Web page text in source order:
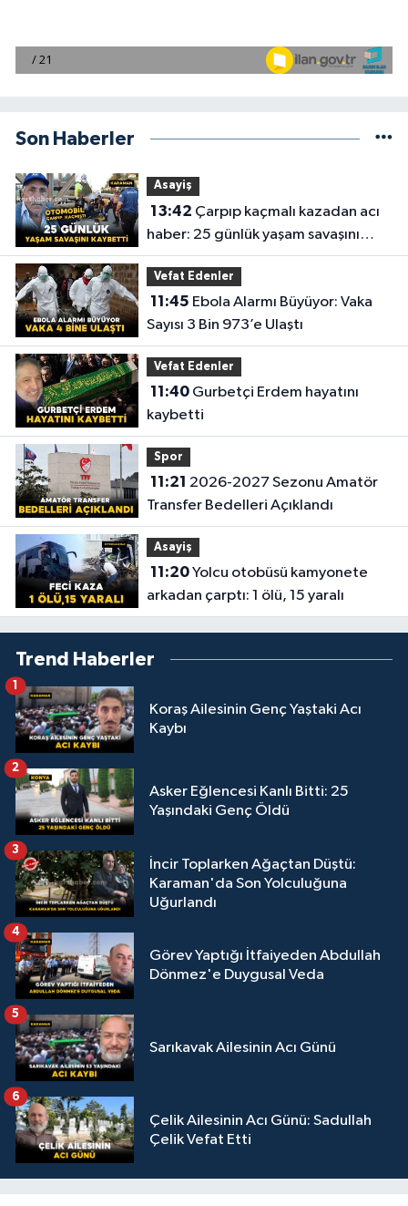
Son Haberler
Asayiş
13:42
haber: 25 günlük yaşam savaşını
kaybetti
Vefat Edenler
11:45
Sayısı 3 Bin 973’e Ulaştı
Vefat Edenler
11:40Gurbetçi Erdem hayatını
kaybetti
Spor
11:21
Transfer Bedelleri Açıklandı
Asayiş
11:20Yolcu otobüsü kamyonete
arkadan çarptı: 1 ölü, 15 yaralı
Trend Haberler
Koraş Ailesinin Genç Yaştaki Acı
Kaybı
1
Asker Eğlencesi Kanlı Bitti: 25
Yaşındaki Genç Öldü
2
İncir Toplarken Ağaçtan Düştü:
Karaman'da Son Yolculuğuna
Uğurlandı
3
Görev Yaptığı İtfaiyeden Abdullah
Dönmez'e Duygusal Veda
4
Sarıkavak Ailesinin Acı Günü
5
Çelik Ailesinin Acı Günü: Sadullah
Çelik Vefat Etti
6